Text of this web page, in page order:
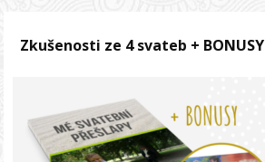
Zkušenosti ze 4 svateb + BONUSY